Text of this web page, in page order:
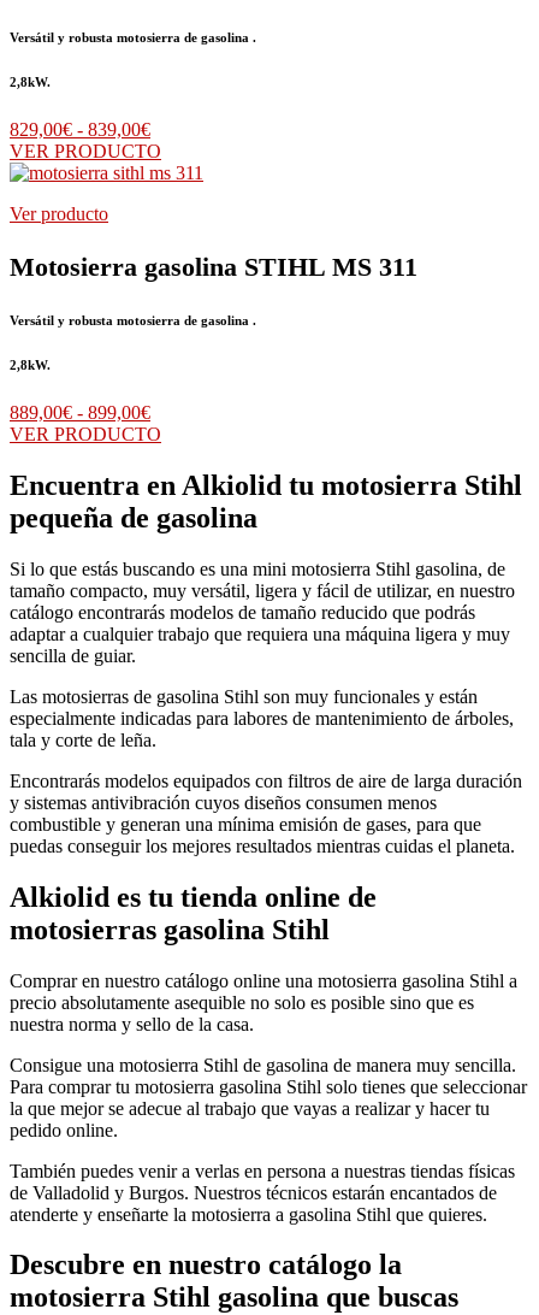
Versátil y robusta motosierra de gasolina .
2,8kW.
829,00€ - 839,00€Rango
de
precios:
839,00€
VER PRODUCTO
Ver producto
Motosierra gasolina STIHL MS 311
Versátil y robusta motosierra de gasolina .
2,8kW.
889,00€ - 899,00€Rango
de
desde
889,00€
hasta
VER PRODUCTO
Encuentra en Alkiolid tu motosierra Stihl
pequeña de gasolina
Si lo que estás buscando es una mini motosierra Stihl gasolina, de
tamaño compacto, muy versátil, ligera y fácil de utilizar, en nuestro
catálogo encontrarás modelos de tamaño reducido que podrás
adaptar a cualquier trabajo que requiera una máquina ligera y muy
sencilla de guiar.
Las motosierras de gasolina Stihl son muy funcionales y están
especialmente indicadas para labores de mantenimiento de árboles,
tala y corte de leña.
Encontrarás modelos equipados con filtros de aire de larga duración
y sistemas antivibración cuyos diseños consumen menos
combustible y generan una mínima emisión de gases, para que
puedas conseguir los mejores resultados mientras cuidas el planeta.
Alkiolid es tu tienda online de
motosierras gasolina Stihl
Comprar en nuestro catálogo online una motosierra gasolina Stihl a
precio absolutamente asequible no solo es posible sino que es
nuestra norma y sello de la casa.
Consigue una motosierra Stihl de gasolina de manera muy sencilla.
Para comprar tu motosierra gasolina Stihl solo tienes que seleccionar
la que mejor se adecue al trabajo que vayas a realizar y hacer tu
pedido online.
También puedes venir a verlas en persona a nuestras tiendas físicas
de Valladolid y Burgos. Nuestros técnicos estarán encantados de
atenderte y enseñarte la motosierra a gasolina Stihl que quieres.
Descubre en nuestro catálogo la
motosierra Stihl gasolina que buscas